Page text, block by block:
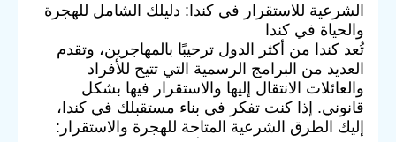
الشرعية للاستقرار في كندا: دليلك الشامل للهجرة
والحياة في كندا
تُعد كندا من أكثر الدول ترحيبًا بالمهاجرين، وتقدم
العديد من البرامج الرسمية التي تتيح للأفراد
والعائلات الانتقال إليها والاستقرار فيها بشكل
قانوني. إذا كنت تفكر في بناء مستقبلك في كندا،
إليك الطرق الشرعية المتاحة للهجرة والاستقرار: